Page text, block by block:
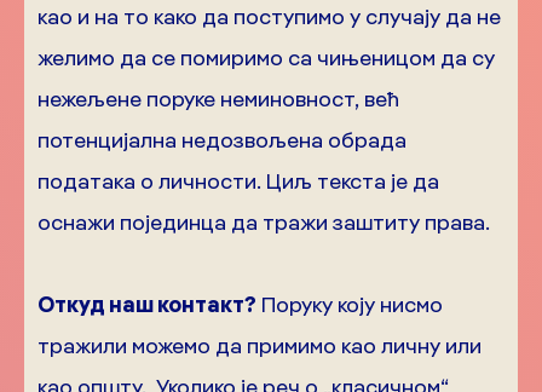
као и на то како да поступимо у случају да не
желимо да се помиримо са чињеницом да су
нежељене поруке неминовност, већ
потенцијална недозвољена обрада
података о личности. Циљ текста је да
оснажи појединца да тражи заштиту права.
Откуд наш контакт? Поруку коју нисмо
тражили можемо да примимо као личну или
као општу. Уколико је реч о „класичном“